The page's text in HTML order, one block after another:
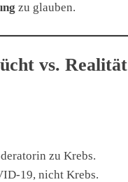
zu glauben.
vs. Realität
zu Krebs.
19, nicht Krebs.